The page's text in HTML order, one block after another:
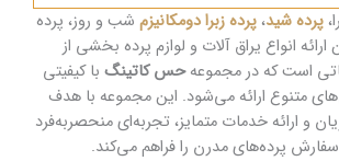
پرده شید،پرده زبرا دومکانیزم شب و روز، پرده
انواع یراق آلات و لوازم پرده بخشی از
است که در مجموعهحس کاتینگ با کیفیتی
متنوع ارائه می‌شود. این مجموعه با هدف
و ارائه خدمات متمایز، تجربه‌ای منحصربه‌فرد
پرده‌های مدرن را فراهم می‌کند.